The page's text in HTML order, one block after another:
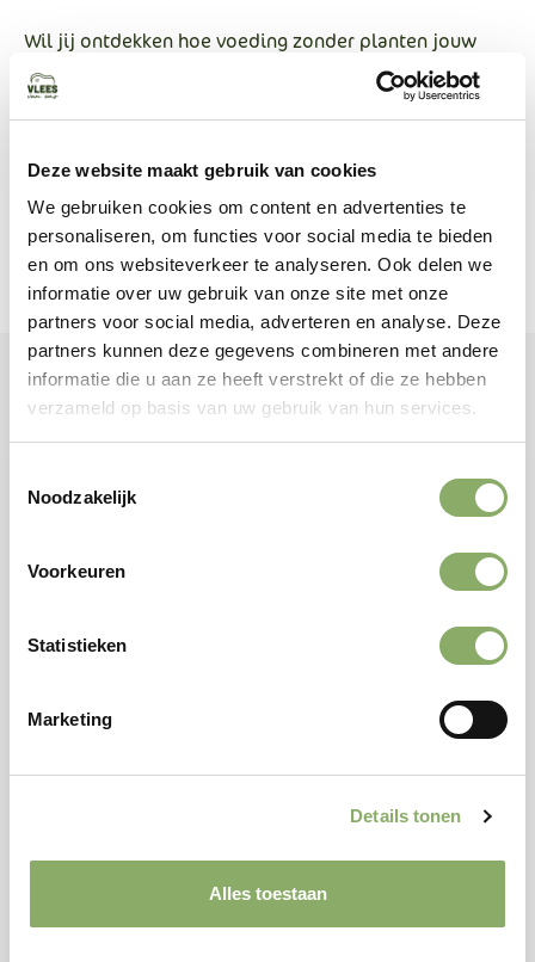
Deze website maakt gebruik van cookies
We gebruiken cookies om content en advertenties te
personaliseren, om functies voor social media te bieden
en om ons websiteverkeer te analyseren. Ook delen we
informatie over uw gebruik van onze site met onze
partners voor social media, adverteren en analyse. Deze
partners kunnen deze gegevens combineren met andere
informatie die u aan ze heeft verstrekt of die ze hebben
verzameld op basis van uw gebruik van hun services.
Noodzakelijk
Voorkeuren
Statistieken
Marketing
Details tonen
Alles toestaan
Wil jij ontdekken hoe voeding zonder planten jouw
leven kan veranderen? Bestel dan vandaag nog hetNo-
Plant GAPS vleespakket
en zet de eerste stap naar hormonale rust en nieuwe
Bekijk ook onzeandere vleespakkettenvoor variatie
of combineer met bottenbouillon voor extra
ondersteuning.
Gerelateerde producten